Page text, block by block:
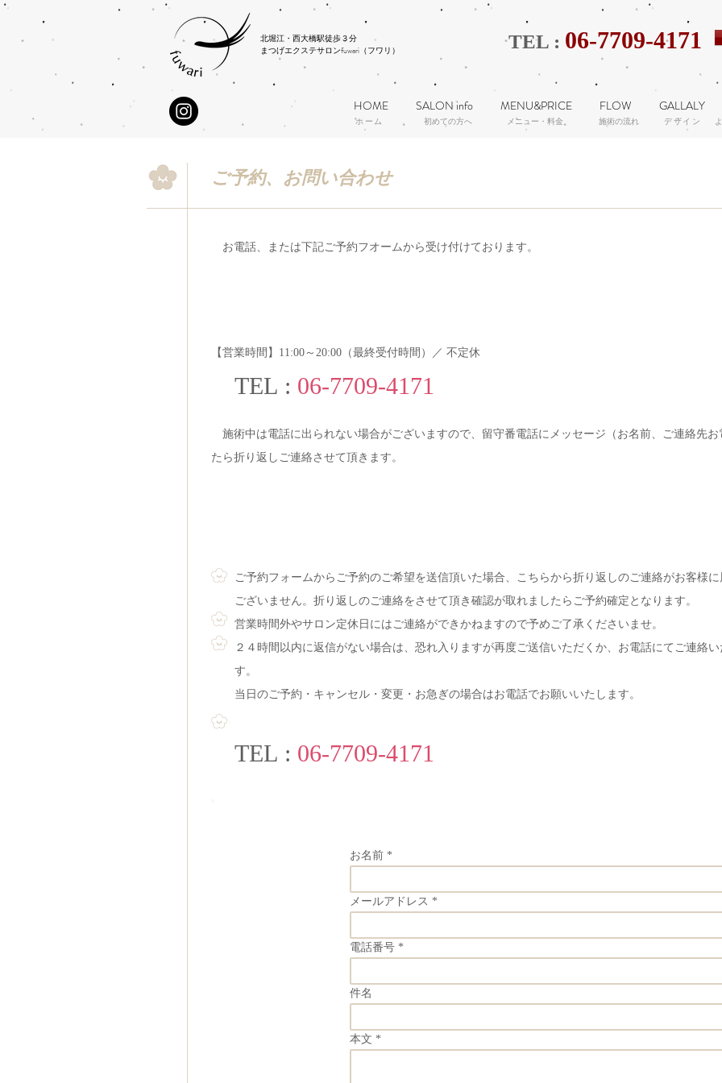
北堀江・西大橋駅徒歩３分
まつげエクステサロンfuwari（フワリ）
TEL : 06-7709-4171
HOME SALON info MENU&PRICE FLOW GALLALY
ホーム 初めての方へ メニュー・料金 施術の流れ デザイン
お名前
メールアドレス
電話番号
件名
本文
ご予約、お問い合わせ
お電話、または下記ご予約フオームから受け付けております。
TEL : 06-7709-4171
【営業時間】11:00～20:00（最終受付時間）／ 不定休
施術中は電話に出られない場合がございますので、留守番電話にメッセージ（お名前、ご連絡先
たら折り返しご連絡させて頂きます。
ご予約フォームからご予約のご希望を送信頂いた場合、こちらから折り返しのご連絡がお客様
ございません。折り返しのご連絡をさせて頂き確認が取れましたらご予約確定となります。
営業時間外やサロン定休日にはご連絡ができかねますので予めご了承くださいませ。
２４時間以内に返信がない場合は、恐れ入りますが再度ご送信いただくか、お電話にてご連絡
す。
当日のご予約・キャンセル・変更・お急ぎの場合はお電話でお願いいたします。
TEL : 06-7709-4171